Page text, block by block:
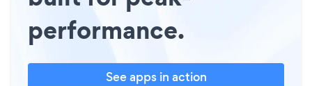
performance.
See apps in action